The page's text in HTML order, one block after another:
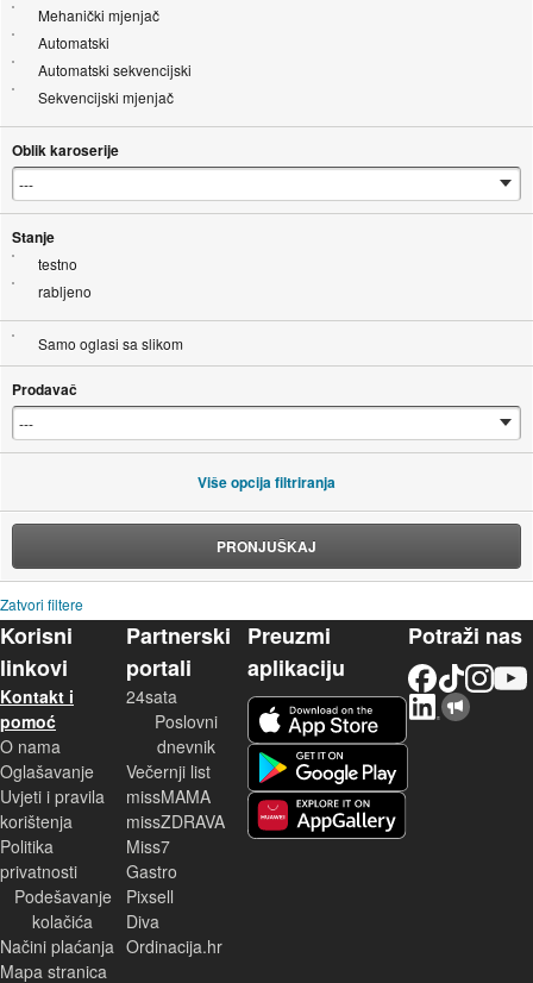
Mehanički mjenjač
Automatski
Automatski sekvencijski
Sekvencijski mjenjač
Oblik karoserije
Stanje
testno
rabljeno
Samo oglasi sa slikom
Prodavač
Više opcija filtriranja
PRONJUŠKAJ
Zatvori filtere
Korisni
linkovi
Kontakt i
pomoć
O nama
Oglašavanje
Uvjeti i pravila
korištenja
Politika
privatnosti
Podešavanje
kolačića
Načini plaćanja
Mapa stranica
Partnerski
portali
24sata
Poslovni
dnevnik
Večernji list
missMAMA
missZDRAVA
Miss7
Gastro
Pixsell
Diva
Ordinacija.hr
Preuzmi
aplikaciju
Potraži nas